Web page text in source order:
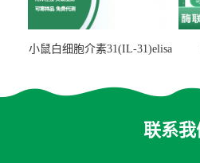
小鼠白细胞介素31(IL-31)elisa
联系我